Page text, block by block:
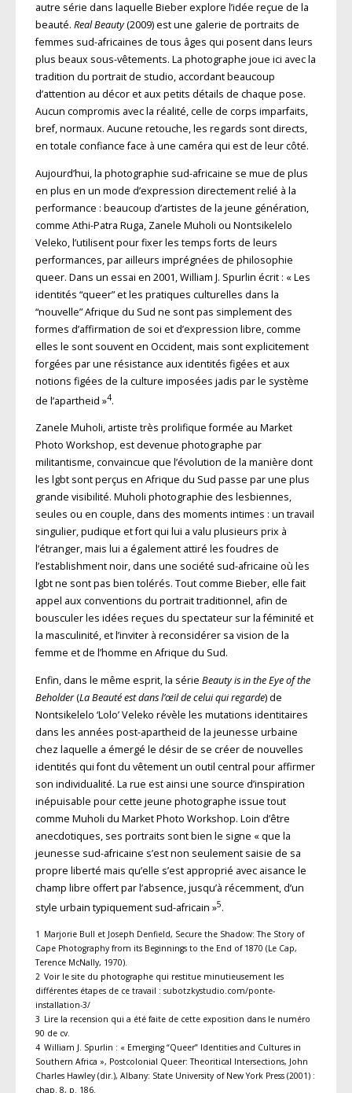
autre série dans laquelle Bieber explore l’idée reçue de la
beauté. Real Beauty(2009) est une galerie de portraits de
femmes sud-africaines de tous âges qui posent dans leurs
plus beaux sous-vêtements. La photographe joue ici avec la
tradition du portrait de studio, accordant beaucoup
d’attention au décor et aux petits détails de chaque pose.
Aucun compromis avec la réalité, celle de corps imparfaits,
bref, normaux. Aucune retouche, les regards sont directs,
en totale confiance face à une caméra qui est de leur côté.
Aujourd’hui, la photographie sud-africaine se mue de plus
en plus en un mode d’expression directement relié à la
performance : beaucoup d’artistes de la jeune génération,
comme Athi-Patra Ruga, Zanele Muholi ou Nontsikelelo
Veleko, l’utilisent pour fixer les temps forts de leurs
performances, par ailleurs imprégnées de philosophie
queer. Dans un essai en 2001, William J. Spurlin écrit : « Les
identités “queer” et les pratiques culturelles dans la
“nouvelle” Afrique du Sud ne sont pas simplement des
formes d’affirmation de soi et d’expression libre, comme
elles le sont souvent en Occident, mais sont explicitement
forgées par une résistance aux identités figées et aux
notions figées de la culture imposées jadis par le système
de l’apartheid »4.
Zanele Muholi, artiste très prolifique formée au Market
Photo Workshop, est devenue photographe par
militantisme, convaincue que l’évolution de la manière dont
les lgbt sont perçus en Afrique du Sud passe par une plus
grande visibilité. Muholi photographie des lesbiennes,
seules ou en couple, dans des moments intimes : un travail
singulier, pudique et fort qui lui a valu plusieurs prix à
l’étranger, mais lui a également attiré les foudres de
l’establishment noir, dans une société sud-africaine où les
lgbt ne sont pas bien tolérés. Tout comme Bieber, elle fait
appel aux conventions du portrait traditionnel, afin de
bousculer les idées reçues du spectateur sur la féminité et
la masculinité, et l’inviter à reconsidérer sa vision de la
femme et de l’homme en Afrique du Sud.
Enfin, dans le même esprit, la série Beauty is in the Eye of the
Beholder(La Beauté est dans l’œil de celui qui regarde) de
Nontsikelelo ‘Lolo’ Veleko révèle les mutations identitaires
dans les années post-apartheid de la jeunesse urbaine
chez laquelle a émergé le désir de se créer de nouvelles
identités qui font du vêtement un outil central pour affirmer
son individualité. La rue est ainsi une source d’inspiration
inépuisable pour cette jeune photographe issue tout
comme Muholi du Market Photo Workshop. Loin d’être
anecdoti­ques, ses portraits sont bien le signe « que la
jeunesse sud-africaine s’est non seulement saisie de sa
propre liberté mais qu’elle s’est approprié avec aisance le
champ libre offert par l’absence, jusqu’à récemment, d’un
style urbain typiquement sud-africain »5.
1 Marjorie Bull et Joseph Denfield, Secure the Shadow: The Story of
Cape Photography from its Beginnings to the End of 1870 (Le Cap,
Terence McNally, 1970).
2 Voir le site du photographe qui restitue minutieusement les
différentes étapes de ce travail : subotzkystudio.com/ponte-
installation-3/
3 Lire la recension qui a été faite de cette exposition dans le numéro
90 de cv.
4 William J. Spurlin : « Emerging “Queer” Identities and Cultures in
Southern Africa », Postcolonial Queer: Theoritical Intersections, John
Charles Hawley (dir.), Albany: State University of New York Press (2001) :
chap. 8, p. 186.